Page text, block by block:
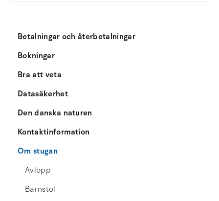
Betalningar och återbetalningar
Bokningar
Bra att veta
Datasäkerhet
Den danska naturen
Kontaktinformation
Om stugan
Avlopp
Barnstol